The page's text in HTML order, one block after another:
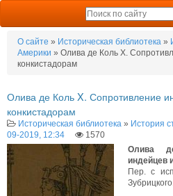
О сайте » Историческая библиотека »
Америки » Олива де Коль X.
конкистадорам
Олива де Коль X. Сопротивление
конкистадорам
Историческая библиотека » История
09-2019, 12:34
1570
Олива
индейцев
Пер. с